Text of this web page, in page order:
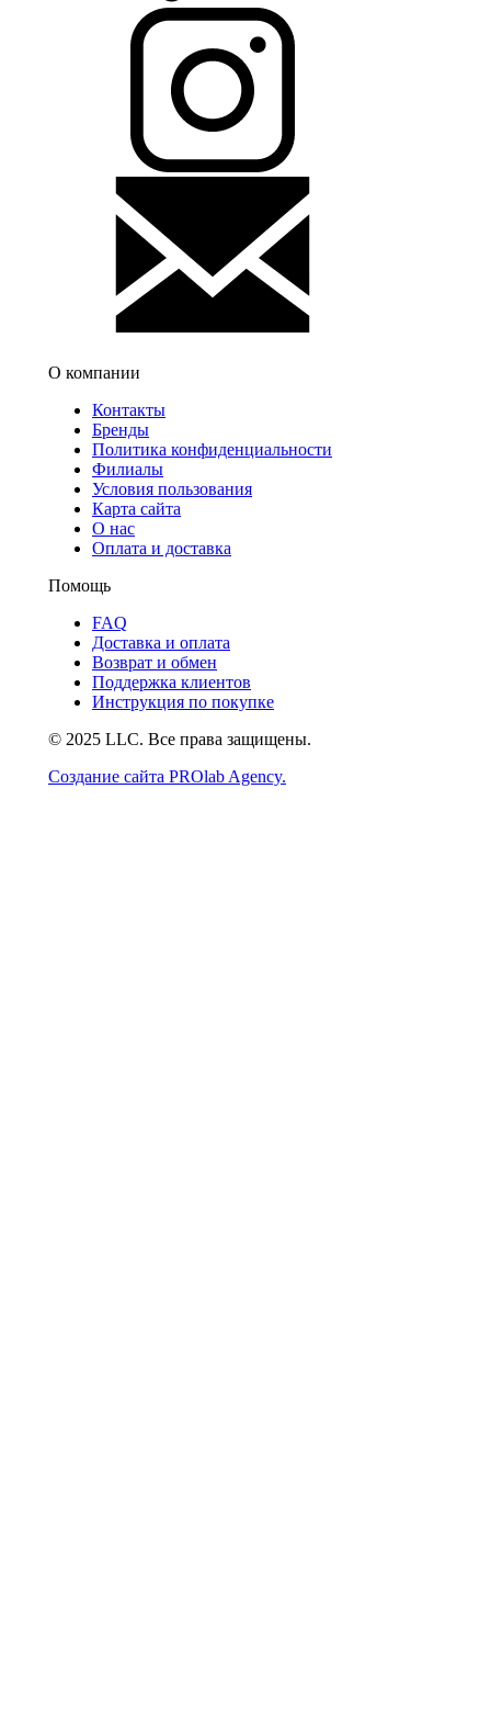
О компании
Контакты
Бренды
Политика конфиденциальности
Филиалы
Условия пользования
Карта сайта
О нас
Оплата и доставка
Помощь
FAQ
Доставка и оплата
Возврат и обмен
Поддержка клиентов
Инструкция по покупке
© 2025 LLC. Все права защищены.
Создание сайта PROlab Agency.